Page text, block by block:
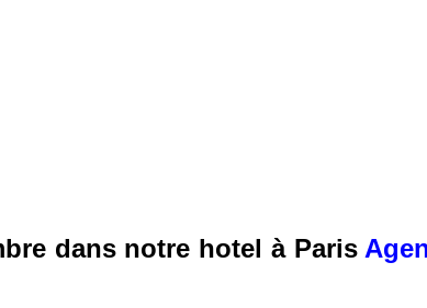
dans notre hotel à Paris